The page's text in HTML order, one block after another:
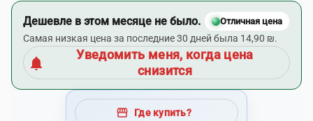
Дешевле в этом месяце не было. Отличная цена
Самая низкая цена за последние 30 дней была 14,90 ₪.
notifications
Уведомить меня, когда цена
снизится
storefront Где купить?